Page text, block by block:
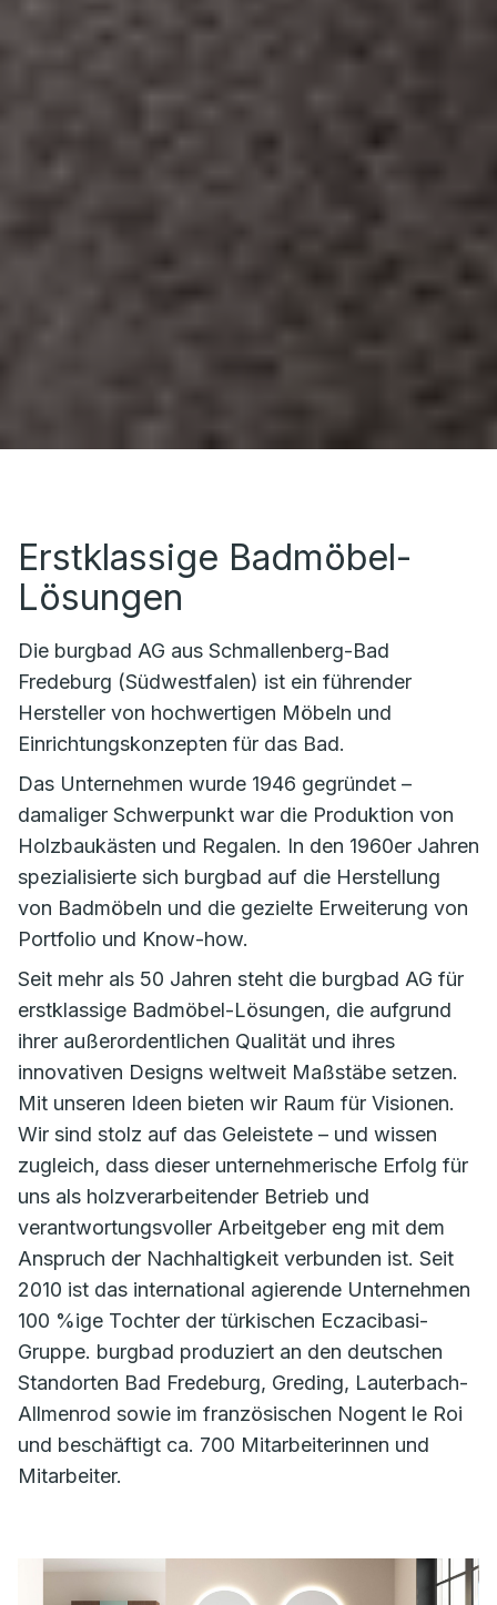
Erstklassige Badmöbel-
Lösungen
Die burgbad AG aus Schmallenberg-Bad
Fredeburg (Südwestfalen) ist ein führender
Hersteller von hochwertigen Möbeln und
Einrichtungskonzepten für das Bad.
Das Unternehmen wurde 1946 gegründet –
damaliger Schwerpunkt war die Produktion von
Holzbaukästen und Regalen. In den 1960er Jahren
spezialisierte sich burgbad auf die Herstellung
von Badmöbeln und die gezielte Erweiterung von
Portfolio und Know-how.
Seit mehr als 50 Jahren steht die burgbad AG für
erstklassige Badmöbel-Lösungen, die aufgrund
ihrer außerordentlichen Qualität und ihres
innovativen Designs weltweit Maßstäbe setzen.
Mit unseren Ideen bieten wir Raum für Visionen.
Wir sind stolz auf das Geleistete – und wissen
zugleich, dass dieser unternehmerische Erfolg für
uns als holzverarbeitender Betrieb und
verantwortungsvoller Arbeitgeber eng mit dem
Anspruch der Nachhaltigkeit verbunden ist. Seit
2010 ist das international agierende Unternehmen
100 %ige Tochter der türkischen Eczacibasi-
Gruppe. burgbad produziert an den deutschen
Standorten Bad Fredeburg, Greding, Lauterbach-
Allmenrod sowie im französischen Nogent le Roi
und beschäftigt ca. 700 Mitarbeiterinnen und
Mitarbeiter.